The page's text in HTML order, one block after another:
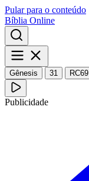
Pular para o conteúdo
Bíblia Online
Gênesis 31 RC69
Publicidade